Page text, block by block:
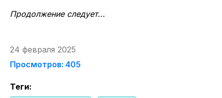
Продолжение следует...
24 февраля 2025
Просмотров: 405
Теги: